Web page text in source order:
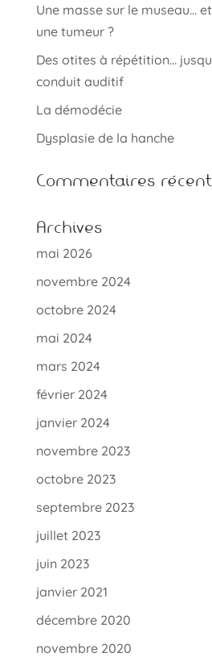
Une masse sur le museau…
une tumeur ?
Des otites à répétition…
conduit auditif
La démodécie
Dysplasie de la hanche
Commentaires
Archives
mai 2026
novembre 2024
octobre 2024
mai 2024
mars 2024
février 2024
janvier 2024
novembre 2023
octobre 2023
septembre 2023
juillet 2023
juin 2023
janvier 2021
décembre 2020
novembre 2020